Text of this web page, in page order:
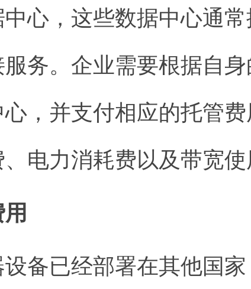
心，这些数据中心通
务。企业需要根据自
，并支付相应的托管
电力消耗费以及带宽使
备已经部署在其他国